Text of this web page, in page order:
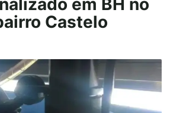
em BH no
Castelo